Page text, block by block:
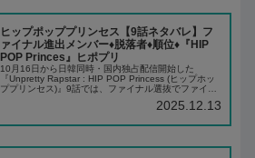
ヒップポッププリンセス【9話ネタバレ】フ
ァイナル進出メンバー♦️脱落者♦️順位♦️『HIP
POP Princes』ヒポプリ
10月16日から日韓同時・国内独占配信開始した
『Unpretty Rapstar : HIP POP Princess (ヒップホッ
ププリンセス)』9話では、ファイナル選抜でファイナ
2025.12.13